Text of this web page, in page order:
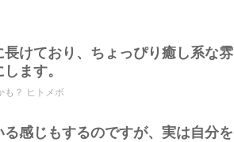
けており、ちょっぴり癒し系な雰
ます。
も？ ヒトメボ
感じもするのですが、実は自分を